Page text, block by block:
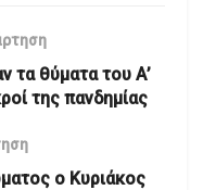
τα θύματα του Α’
της πανδημίας
ο Κυριάκος